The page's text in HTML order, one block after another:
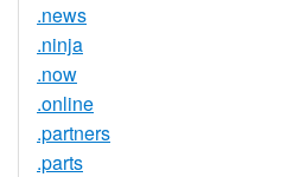
.news
.ninja
.now
.online
.partners
.parts